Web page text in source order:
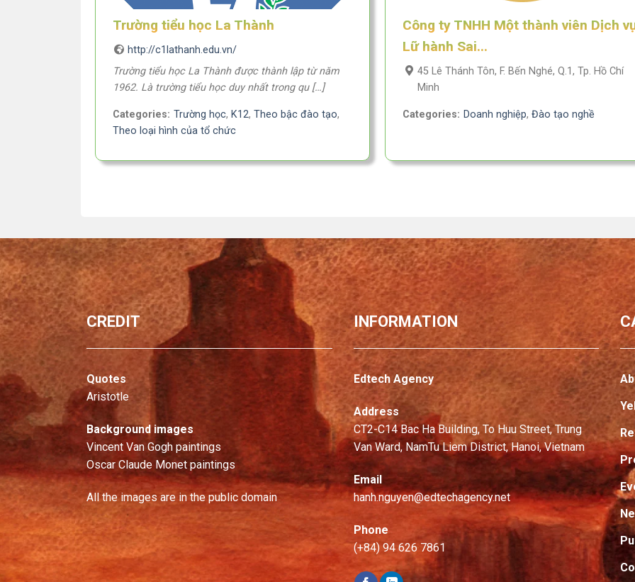
Trường tiểu học La Thành
http://c1lathanh.edu.vn/
Trường tiểu học La Thành được thành lập từ năm
1962. Là trường tiểu học duy nhất trong qu […]
Categories: Trường học,K12,Theo bậc đào tạo,
Theo loại hình của tổ chức
Công ty TNHH Một thành viên Dịch
Lữ hành Sai...
45 Lê Thánh Tôn, F. Bến Nghé, Q.1, Tp. Hồ Chí
Minh
Categories: Doanh nghiệp, Đào tạo nghề
CREDIT
Quotes
Aristotle
Background images
Vincent Van Gogh paintings
Oscar Claude Monet paintings
All the images are in the public domain
INFORMATION
Edtech Agency
Address
CT2-C14 Bac Ha Building, To Huu Street, Trung
Van Ward, NamTu Liem District, Hanoi, Vietnam
Email
hanh.nguyen@edtechagency.net
Phone
(+84) 94 626 7861